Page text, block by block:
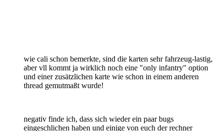
wie cali schon bemerkte, sind die karten sehr fahrzeug-lastig,
aber vll kommt ja wirklich noch eine "only infantry" option
und einer zusätzlichen karte wie schon in einem anderen
thread gemutmaßt wurde!
negativ finde ich, dass sich wieder ein paar bugs
eingeschlichen haben und einige von euch der rechner